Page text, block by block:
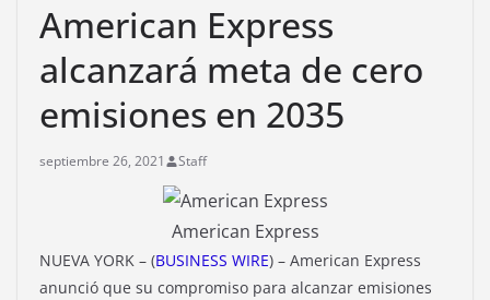
American Express
alcanzará meta de cero
emisiones en 2035
septiembre 26, 2021 Staff
American Express
NUEVA YORK – (BUSINESS WIRE) – American Express
anunció que su compromiso para alcanzar emisiones